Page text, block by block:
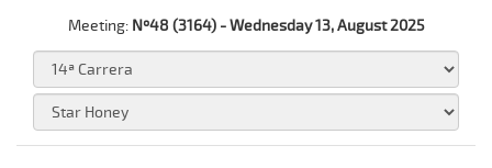
Meeting: Nº48 (3164) - Wednesday 13, August 2025